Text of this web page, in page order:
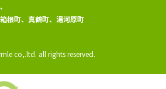
根町、真鶴町、湯河原町
co,.ltd. all rights reserved.